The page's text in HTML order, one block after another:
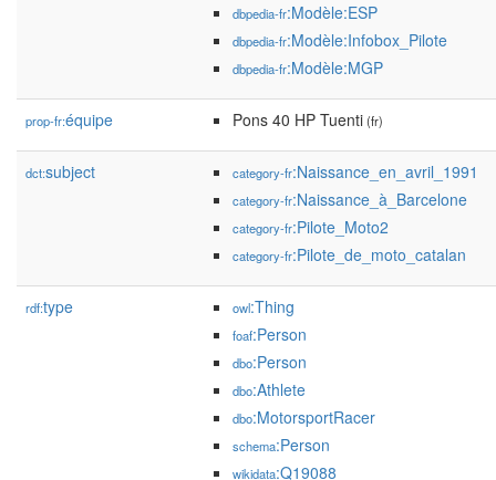
dbpedia-fr:Modèle:ESP
dbpedia-fr:Modèle:Infobox_Pilote
dbpedia-fr:Modèle:MGP
prop-fr:équipe Pons 40 HP Tuenti(fr)
dct:subject category-fr:Naissance_en_avril_1991
category-fr:Naissance_à_Barcelone
category-fr:Pilote_Moto2
category-fr:Pilote_de_moto_catalan
rdf:type owl:Thing
foaf:Person
dbo:Person
dbo:Athlete
dbo:MotorsportRacer
schema:Person
wikidata:Q19088